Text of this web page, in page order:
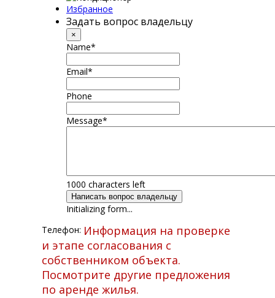
Избранное
Задать вопрос владельцу
×
Name*
Email*
Phone
Message*
1000 characters left
Написать вопрос владельцу
Initializing form...
Телефон: Информация на проверке
и этапе согласования с
собственником объекта.
Посмотрите другие предложения
по аренде жилья.